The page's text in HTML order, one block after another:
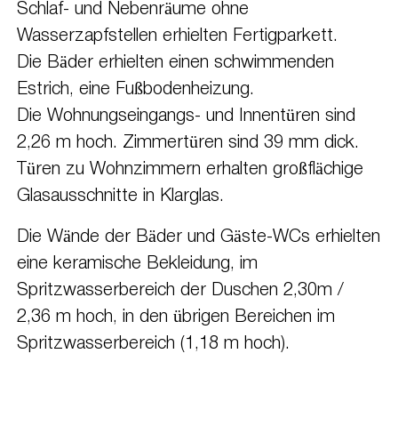
Schlaf- und Nebenräume ohne
Wasserzapfstellen erhielten Fertigparkett.
Die Bäder erhielten einen schwimmenden
Estrich, eine Fußbodenheizung.
Die Wohnungseingangs- und Innentüren sind
2,26 m hoch. Zimmertüren sind 39 mm dick.
Türen zu Wohnzimmern erhalten großflächige
Glasausschnitte in Klarglas.
Die Wände der Bäder und Gäste-WCs erhielten
eine keramische Bekleidung, im
Spritzwasserbereich der Duschen 2,30m /
2,36 m hoch, in den übrigen Bereichen im
Spritzwasserbereich (1,18 m hoch).